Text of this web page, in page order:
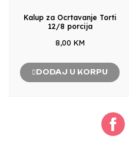
Kalup za Ocrtavanje Torti
12/8 porcija
8,00 KM
DODAJ U KORPU